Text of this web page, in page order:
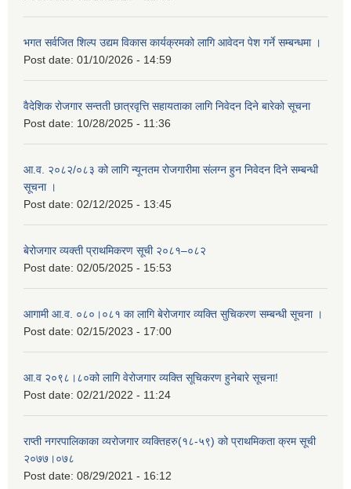
भगत सर्वजित शिल्प उद्यम विकास कार्यक्रमको लागि आवेदन पेश गर्ने सम्बन्धमा ।
Post date: 01/10/2026 - 14:59
वैदेशिक रोजगार सन्तती छात्रवृत्ति सहायताका लागि निवेदन दिने बारेको सूचना
Post date: 10/28/2025 - 11:36
आ.व. २०८२/०८३ को लागि न्यूनतम रोजगारीमा संलग्न हुन निवेदन दिने सम्बन्धी
सूचना ।
Post date: 02/12/2025 - 13:45
बेरोजगार व्यक्ती प्राथमिकरण सूची २०८१–०८२
Post date: 02/05/2025 - 15:53
आगामी आ.व. ०८०।०८१ का लागि बेरोजगार व्यक्ति सुचिकरण सम्बन्धी सूचना ।
Post date: 02/15/2023 - 17:00
आ.व २०९८।८०को लागि वेरोजगार व्यक्ति सूचिकरण हुनेबारे सूचना!
Post date: 02/21/2022 - 11:24
राप्ती नगरपालिकाका व्यरोजगार व्यक्तिहरु(१८-५९) को प्राथमिकता क्रम सूची
२०७७।०७८
Post date: 08/29/2021 - 16:12